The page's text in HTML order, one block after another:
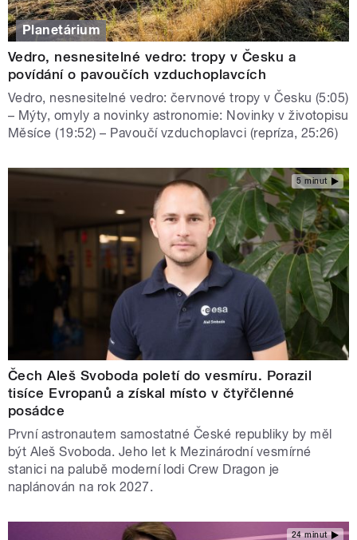
Planetárium
Vedro, nesnesitelné vedro: tropy v Česku a
povídání o pavoučích vzduchoplavcích
Vedro, nesnesitelné vedro: červnové tropy v Česku (5:05)
– Mýty, omyly a novinky astronomie: Novinky v životopisu
Měsíce (19:52) – Pavoučí vzduchoplavci (repríza, 25:26)
5 minut
Čech Aleš Svoboda poletí do vesmíru. Porazil
tisíce Evropanů a získal místo v čtyřčlenné
posádce
První astronautem samostatné České republiky by měl
být Aleš Svoboda. Jeho let k Mezinárodní vesmírné
stanici na palubě moderní lodi Crew Dragon je
naplánován na rok 2027.
24 minut